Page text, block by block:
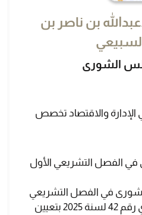
بن ناصر بن
الشورى
الإدارة والاقتصاد تخصص
الفصل التشريعي الأول
في الفصل التشريعي
الثاني، وفقاً للقرار الأميري رقم 42 لسنة 2025 بتعيين